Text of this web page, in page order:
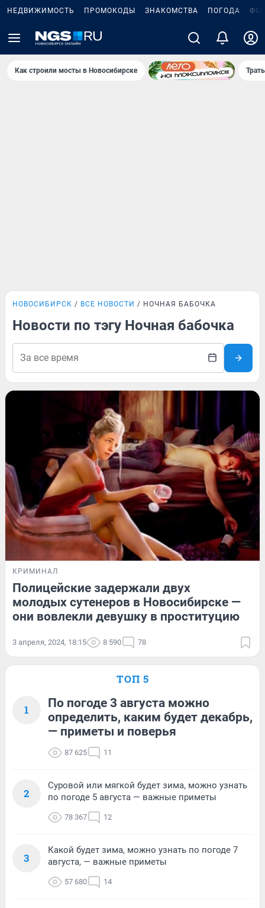
НЕДВИЖИМОСТЬ ПРОМОКОДЫ ЗНАКОМСТВА ПОГОДА
Как строили мосты в Новосибирске
НОВОСИБИРСК ВСЕ НОВОСТИ НОЧНАЯ БАБОЧКА
Новости по тэгу Ночная бабочка
КРИМИНАЛ
Полицейские задержали двух
молодых сутенеров в Новосибирске —
они вовлекли девушку в проституцию
3 апреля, 2024, 18:15 8 590 78
ТОП 5
1
По погоде 3 августа можно
определить, каким будет декабрь,
— приметы и поверья
87 625 11
2
Суровой или мягкой будет зима, можно узнать
по погоде 5 августа — важные приметы
78 367 12
3
Какой будет зима, можно узнать по погоде 7
августа, — важные приметы
57 680 14